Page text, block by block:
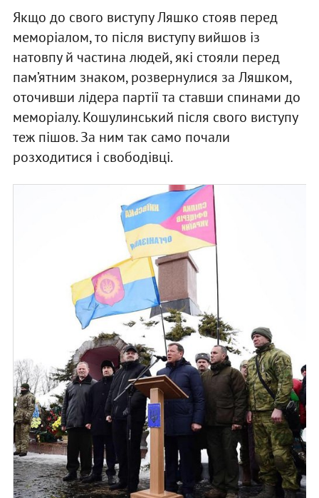
Якщо до свого виступу Ляшко стояв перед
меморіалом, то після виступу вийшов із
натовпу й частина людей, які стояли перед
пам’ятним знаком, розвернулися за Ляшком,
оточивши лідера партії та ставши спинами до
меморіалу. Кошулинський після свого виступу
теж пішов. За ним так само почали
розходитися і свободівці.